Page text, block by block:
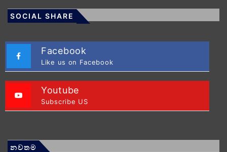
SOCIAL SHARE
Facebook
Like us on Facebook
Youtube
Subscribe US
නවතම